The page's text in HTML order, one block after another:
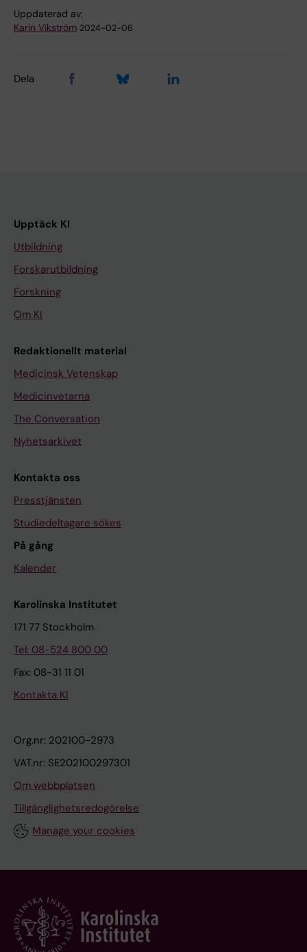
Uppdaterad av:
Karin Vikström 2024-02-06
Dela
Upptäck KI
Utbildning
Forskarutbildning
Forskning
Om KI
Redaktionellt material
Medicinsk Vetenskap
Medicinvetarna
The Conversation
Nyhetsarkivet
Kontakta oss
Presstjänsten
Studiedeltagare sökes
På gång
Kalender
Karolinska Institutet
171 77 Stockholm
Tel: 08-524 800 00
Fax: 08-31 11 01
Kontakta KI
Org.nr: 202100-2973
VAT.nr: SE202100297301
Om webbplatsen
Tillgänglighetsredogörelse
Manage your cookies